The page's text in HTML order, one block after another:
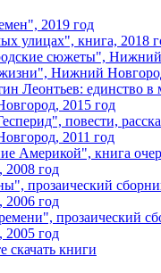
2019 год
улицах", книга, 2018
сюжеты", Нижний
Нижний
Леонтьев: единство в
2015 год
повести,
2011 год
Америкой", книга
2008 год
прозаический
2006 год
прозаический
2005 год
скачать книги